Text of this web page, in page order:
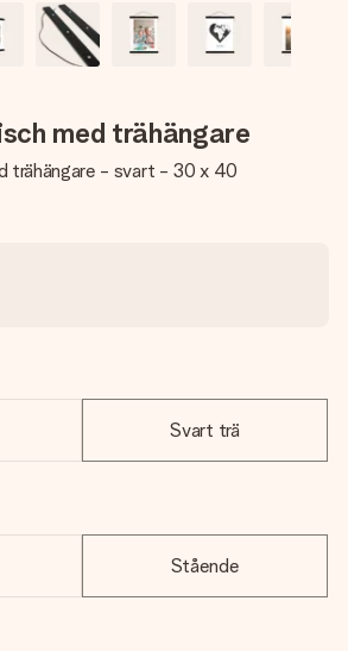
med trähängare
trähängare - svart - 30 x 40
Svart trä
Stående